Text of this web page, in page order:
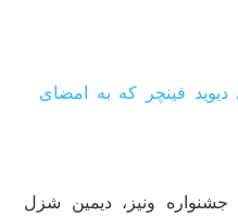
فینچر که به امضای
ونیز، دیمین شزل